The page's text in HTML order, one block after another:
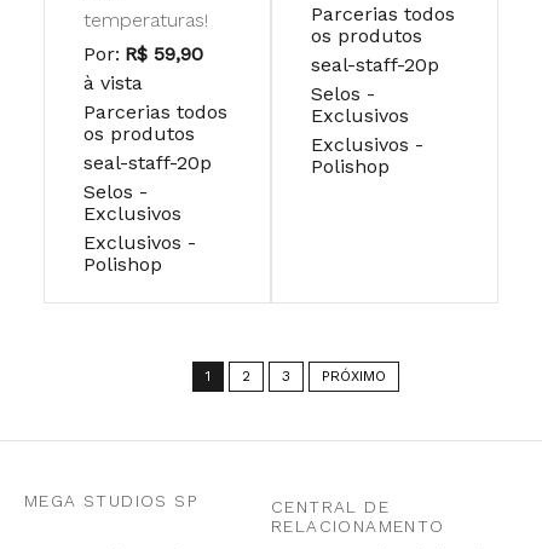
temperaturas!
Por: R$ 59,90
à vista
Parcerias todos
os produtos
seal-staff-20p
Selos -
Exclusivos
Exclusivos -
Polishop
Parcerias todos
os produtos
seal-staff-20p
Selos -
Exclusivos
Exclusivos -
Polishop
1 2 3 PRÓXIMO
MEGA STUDIOS SP
CENTRAL DE
RELACIONAMENTO